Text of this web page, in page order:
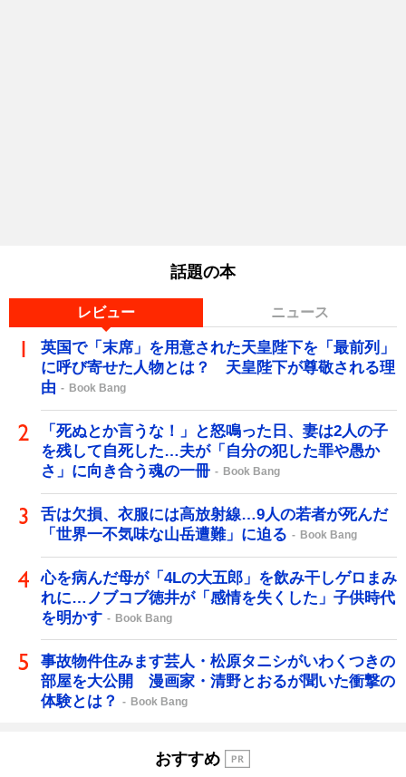
話題の本
レビュー ニュース
英国で「末席」を用意された天皇陛下を「最前列」
に呼び寄せた人物とは？ 天皇陛下が尊敬される理
由
Book Bang
「死ぬとか言うな！」と怒鳴った日、妻は2人の子
を残して自死した…夫が「自分の犯した罪や愚か
さ」に向き合う魂の一冊
Book Bang
舌は欠損、衣服には高放射線…9人の若者が死んだ
「世界一不気味な山岳遭難」に迫る
Book Bang
心を病んだ母が「4Lの大五郎」を飲み干しゲロまみ
れに…ノブコブ徳井が「感情を失くした」子供時代
を明かす
Book Bang
事故物件住みます芸人・松原タニシがいわくつきの
部屋を大公開 漫画家・清野とおるが聞いた衝撃の
体験とは？
Book Bang
おすすめ